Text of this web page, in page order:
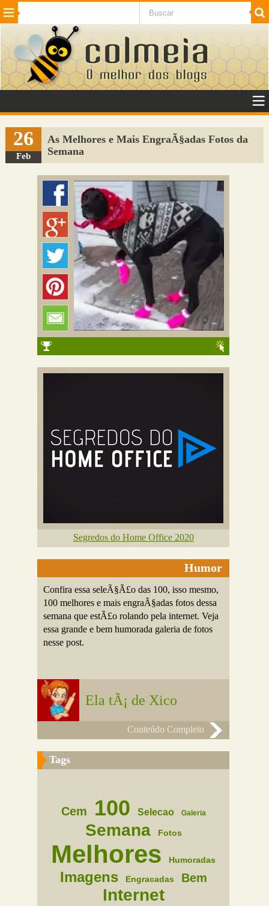
Beleza Cinema e TV
Internet Jogos NotÃ­cias SaÃºde
VeÃ­culos Adulto
Sugerir Link
Adicionar Blog
Colmeia Exchange
Perguntas Frequentes
26
Feb
As Melhores e Mais EngraÃ§adas Fotos da
Semana
Segredos do Home Office 2020
Humor
Confira essa seleÃ§Ã£o das 100, isso mesmo,
100 melhores e mais engraÃ§adas fotos dessa
semana que estÃ£o rolando pela internet. Veja
essa grande e bem humorada galeria de fotos
nesse post.
Ela tÃ¡ de Xico
Conteúdo Completo
Tags
Cem 100 Selecao Galeria
Semana Fotos
Melhores Humoradas
Imagens Engracadas Bem
Internet